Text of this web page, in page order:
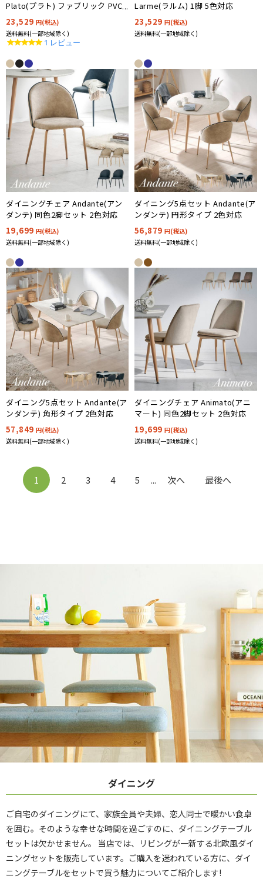
Plato(プラト) ファブリック PVC
1脚 2色対応
23,529 円(税込)
送料無料(一部地域除く)
5.0
1 レビュー
Larme(ラルム) 1脚 5色対応
23,529 円(税込)
送料無料(一部地域除く)
ダイニングチェア Andante(アン
ダンテ) 同色2脚セット 2色対応
19,699 円(税込)
送料無料(一部地域除く)
ダイニング5点セット Andante(ア
ンダンテ) 円形タイプ 2色対応
56,879 円(税込)
送料無料(一部地域除く)
ダイニング5点セット Andante(ア
ンダンテ) 角形タイプ 2色対応
57,849 円(税込)
送料無料(一部地域除く)
ダイニングチェア Animato(アニ
マート) 同色2脚セット 2色対応
19,699 円(税込)
送料無料(一部地域除く)
1 2 3 4 5 ... 次へ 最後へ
ダイニング
ご自宅のダイニングにて、家族全員や夫婦、恋人同士で暖かい食卓
を囲む。そのような幸せな時間を過ごすのに、ダイニングテーブル
セットは欠かせません。 当店では、リビングが一新する北欧風ダイ
ニングセットを販売しています。ご購入を迷われている方に、ダイ
ニングテーブルをセットで買う魅力についてご紹介します!